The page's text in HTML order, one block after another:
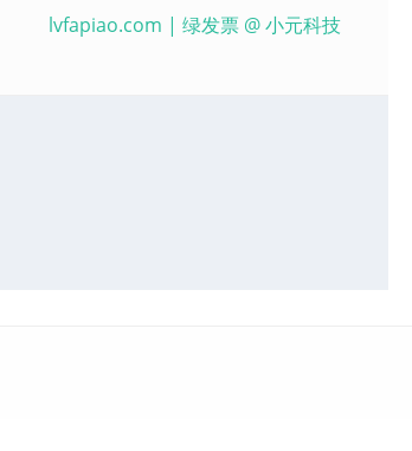
lvfapiao.com | 绿发票 @小元科技